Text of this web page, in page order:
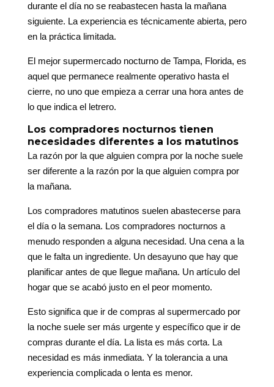
durante el día no se reabastecen hasta la mañana
siguiente. La experiencia es técnicamente abierta, pero
en la práctica limitada.
El mejor supermercado nocturno de Tampa, Florida, es
aquel que permanece realmente operativo hasta el
cierre, no uno que empieza a cerrar una hora antes de
lo que indica el letrero.
Los compradores nocturnos tienen
necesidades diferentes a los matutinos
La razón por la que alguien compra por la noche suele
ser diferente a la razón por la que alguien compra por
la mañana.
Los compradores matutinos suelen abastecerse para
el día o la semana. Los compradores nocturnos a
menudo responden a alguna necesidad. Una cena a la
que le falta un ingrediente. Un desayuno que hay que
planificar antes de que llegue mañana. Un artículo del
hogar que se acabó justo en el peor momento.
Esto significa que ir de compras al supermercado por
la noche suele ser más urgente y específico que ir de
compras durante el día. La lista es más corta. La
necesidad es más inmediata. Y la tolerancia a una
experiencia complicada o lenta es menor.